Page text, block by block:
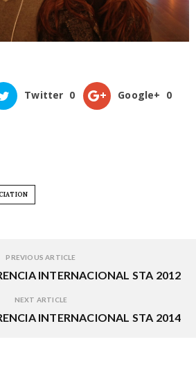
Twitter 0 Google+ 0
PREVIOUS ARTICLE
INTERNACIONAL STA 2012
NEXT ARTICLE
INTERNACIONAL STA 2014